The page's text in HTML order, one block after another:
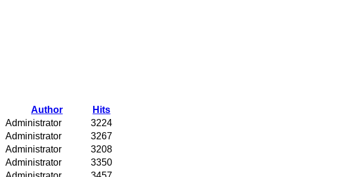
Author
Hits
Administrator
3224
Administrator
3267
Administrator
3208
Administrator
3350